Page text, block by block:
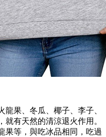
果、冬瓜、椰子、李子、
有天然的清涼退火作用。
果等，與吃冰品相同，吃過